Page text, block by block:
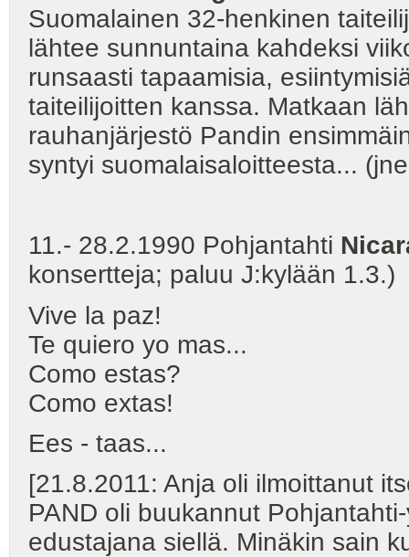
Suomalainen 32-henkinen
lähtee sunnuntaina kahdeksi
runsaasti tapaamisia,
taiteilijoitten kanssa. Matkaan
rauhanjärjestö Pandin
syntyi suomalaisaloitteesta...
11.- 28.2.1990 Pohjantahti
konsertteja; paluu J:kylään 1.3.)
Vive la paz!
Te quiero yo mas...
Como estas?
Como extas!
Ees - taas...
[21.8.2011: Anja oli ilmoittanut
PAND oli buukannut
edustajana siellä. Minäkin sain